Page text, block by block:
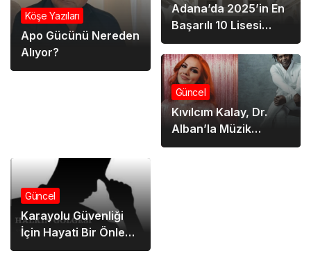
Köşe Yazıları
Apo Gücünü Nereden
Alıyor?
Adana’da 2025’in En
Başarılı 10 Lisesi
Açıklandı
Güncel
Kıvılcım Kalay, Dr.
Alban’la Müzik
Hayalini
Güncel
Karayolu Güvenliği
İçin Hayati Bir Önlem:
Kaçış Rampalarının